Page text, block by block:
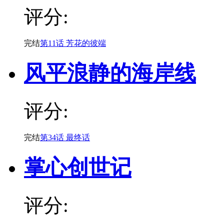
评分:
完结第11话 芳花的彼端
风平浪静的海岸线
评分:
完结第34话 最终话
掌心创世记
评分: